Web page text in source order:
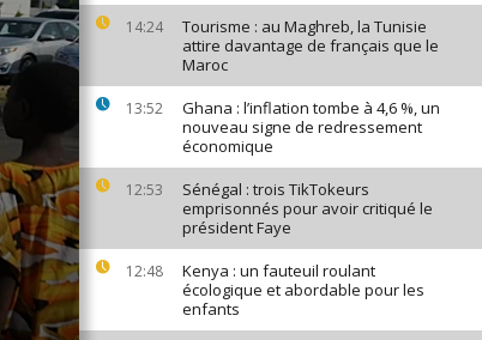
14:24
Tourisme : au Maghreb, la Tunisie
attire davantage de français que le
Maroc
13:52
Ghana : l’inflation tombe à 4,6 %, un
nouveau signe de redressement
économique
12:53
Sénégal : trois TikTokeurs
emprisonnés pour avoir critiqué le
président Faye
12:48
Kenya : un fauteuil roulant
écologique et abordable pour les
enfants